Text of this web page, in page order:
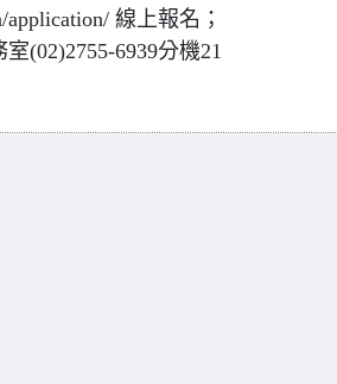
線上報名；
(02)2755-6939分機21